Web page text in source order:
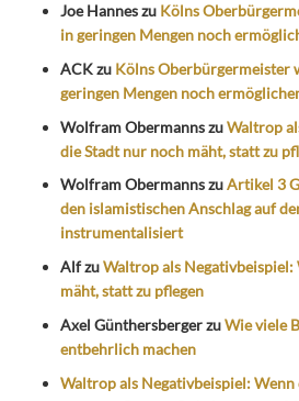
Joe Hanneszu Kölns
in geringen Mengen noch
ACKzu Kölns Oberbürgermeister
geringen Mengen noch
Wolfram ObermannszuWaltrop
die Stadt nur noch mäht, statt zu
Wolfram ObermannszuArtikel 3
den islamistischen Anschlag auf
instrumentalisiert
AlfzuWaltrop als Negativbeispiel:
mäht, statt zu pflegen
Axel GünthersbergerzuWie viele
entbehrlich machen
Waltrop als Negativbeispiel: